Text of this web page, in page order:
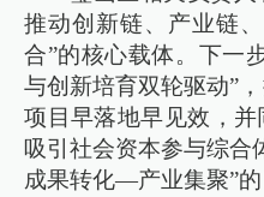
推动创新链、产业链
合”的核心载体。下一
与创新培育双轮驱动”
项目早落地早见效，并
吸引社会资本参与综
成果转化—产业集聚”的